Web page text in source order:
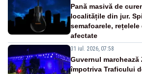
Pană masivă de
localitățile din jur.
semafoarele,
afectate
31 iul. 2026, 07:58
Guvernul marchează
împotriva Traficului